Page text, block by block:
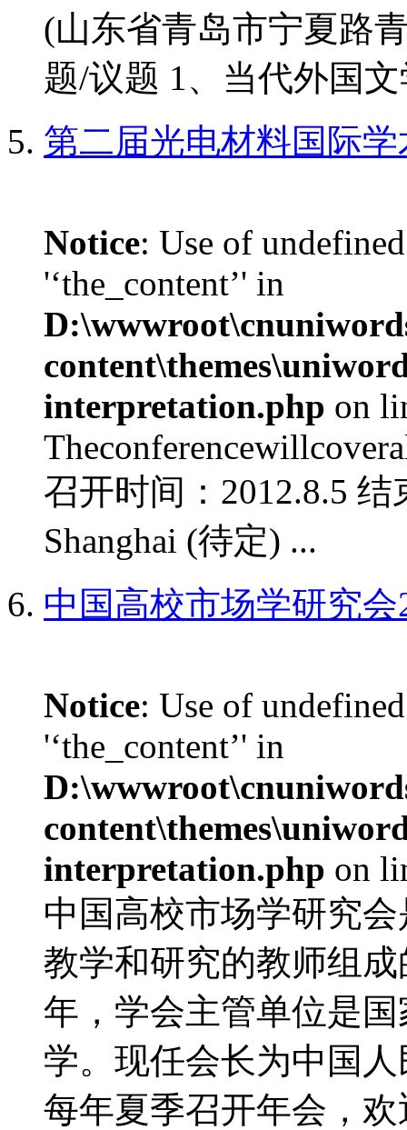
(山东省青岛市宁夏路
题/议题 1、当代外国文
第二届光电材料国际
Notice: Use of
'‘the_content’' in
interpretation.php on
召开时间：2012.8.5
Shanghai (待定) ...
中国高校市场学研究会
Notice: Use of
'‘the_content’' in
interpretation.php on
中国高校市场学研究
教学和研究的教师组
年，学会主管单位是
学。现任会长为中国
每年夏季召开年会，